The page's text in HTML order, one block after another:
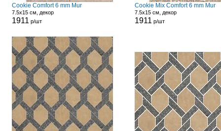
Cookie Comfort 6 mm Mur
7.5x15 см, декор
1911 р/шт
Cookie Mix Comfort 6 mm Mur
7.5x15 см, декор
1911 р/шт